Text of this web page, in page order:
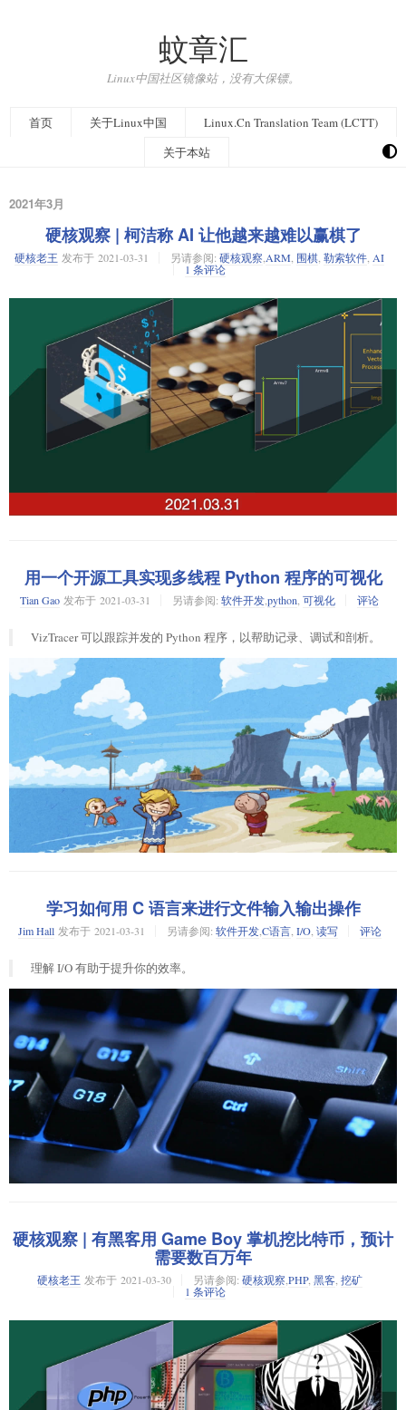
蚊章汇
Linux中国社区镜像站，没有大保镖。
首页 关于Linux中国
Linux.Cn Translation Team (LCTT)
关于本站
2021年3月
硬核观察 | 柯洁称 AI 让他越来越难以赢棋了
硬核老王 发布于 2021-03-31 另请参阅: 硬核观察 ARM 围棋 勒索软件 AI
1 条评论
2017 年，围棋国手柯洁与人工智能“AlphaGo”进行了三番对决，最终柯洁
0:3 完败。如今，柯洁的空余时间几乎全部用在了研究 AI 上，他说道：“我
现在看到 AI 也比较痛苦，因为我知道我没有办法走出比 AI 更优秀的好
柯洁称，“在以前的话，我觉得想赢一盘棋还是比较容易的。现在越来越难
科技单方面打败。
ARM 发布 AMRv9 指令集，CPU 性能有望提升 40% 以上
ARM 星期二公布了近十年来它的最大规模的技术创新。目前使用的
ARMv8 指令集是十年前推出的。过去 10 年计算架构有了太多变化，ARM
处理器也不止用于移动/嵌入式，已经扩展到了 PC、HPC 高性能计算、深度
了矢量计算、机器学习及数字信号处理，同时继续提升处理器性能，CPU
性能有望提升 40% 以上。ARMv9 处理器预计会在 2022 年进入市场。
芯片领域三十年河东三十年河西，曾经如日中天的 X86 的风头如今似乎被
ARM 抢去了不少注意力。不过，我还是看好 RISC-V 的未来发展。
用一个开源工具实现多线程 Python 程序的可视化
Tian Gao 发布于 2021-03-31 另请参阅: 软件开发python 可视化 评论
VizTracer 可以跟踪并发的 Python 程序，以帮助记录、调试和剖析。
并发是现代编程中必不可少的一部分，因为我们有多个核心，有许多需要
协作的任务。然而，当并发程序不按顺序运行时，就很难理解它们。对于
工程师来说，在这些程序中发现 bug 和性能问题不像在单线程、单任务程
的多线程，用
multiprocessing
模块的多进程，以及最
近用 asyncio 模块提供的 语法。在VizTracer之前，缺乏分析使
用了这些技术程序的工具。
VizTracer 是一个追踪和可视化 Python 程序的工具，对日志、调试和剖析很
有帮助。尽管它对单线程、单任务程序很好用，但它在并发程序中的实用
性是它的独特之处。
尝试一个简单的任务
从一个简单的练习任务开始：计算出一个数组中的整数是否是质数并返回
一个布尔数组。下面是一个简单的解决方案：
    for i in range(2, n):
        if n % i == 0:
            return False
    return True
试着用 VizTracer 以单线程方式正常运行它：
if __name__ == "__main__":
学习如何用 C 语言来进行文件输入输出操作
Jim Hall发布于 2021-03-31 另请参阅: 软件开发,C语言, I/O, 读写 评论
理解 I/O 有助于提升你的效率。
如果你打算学习 C 语言的输入、输出，可以从 stdio.h 包含文件开始。
正如你从其名字中猜到的，该文件定义了所有的标准（“std”）的输入和输
的函数是打印格式化输出的
将信息打印给用户，但是如果你想做更多的事情，则需要了解其他函数。
你可以通过编写一个常见 Linux 命令的副本来了解其中一些功能和方法。
命令主要用于复制文件。如果你查看 cp 的帮助手册，可以看到 cp
命令支持非常多的参数和选项。但最简单的功能，就是复制文件：
硬核观察 | 有黑客用 Game Boy 掌机挖比特币，预计
需要数百万年
硬核老王 发布于 2021-03-30 另请参阅: 硬核观察,PHP, 黑客, 挖矿
1 条评论